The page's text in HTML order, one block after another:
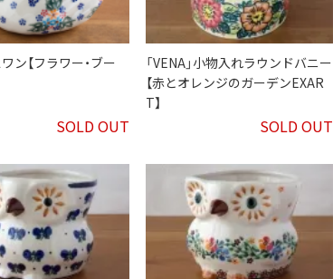
ワン【フラワー・ブー
SOLD OUT
「VENA」小物入れラウンドバニー
【赤とオレンジのガーデンEXAR
T】
SOLD OUT